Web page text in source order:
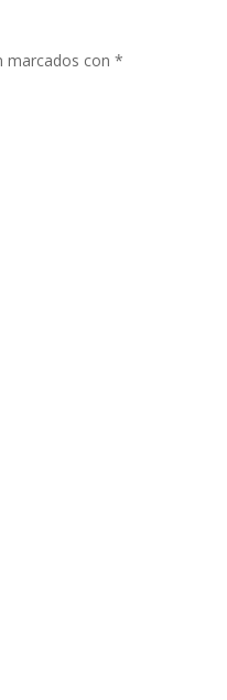
marcados con *